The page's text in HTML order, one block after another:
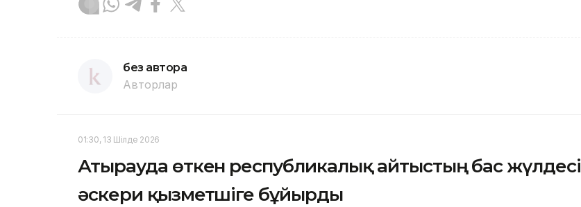
без автора
Авторлар
01:30, 13 Шілде 2026
Атырауда өткен республикалық айтыстың бас жүлдесі
әскери қызметшіге бұйырды